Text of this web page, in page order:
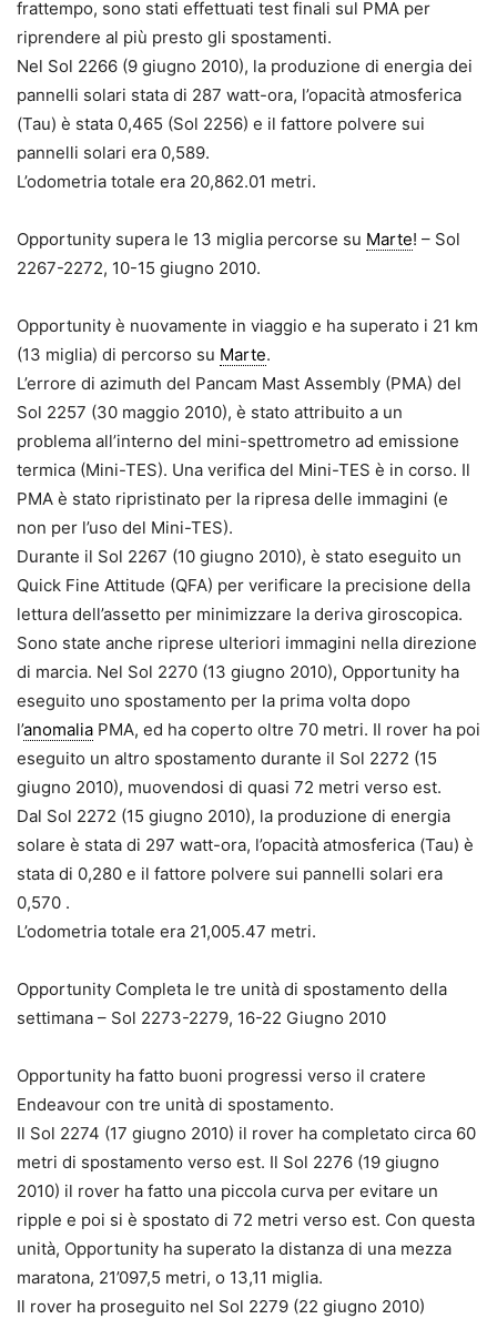
frattempo, sono stati effettuati test finali sul PMA per
riprendere al più presto gli spostamenti.
Nel Sol 2266 (9 giugno 2010), la produzione di energia dei
pannelli solari stata di 287 watt-ora, l’opacità atmosferica
(Tau) è stata 0,465 (Sol 2256) e il fattore polvere sui
pannelli solari era 0,589.
L’odometria totale era 20,862.01 metri.
Opportunity supera le 13 miglia percorse su Marte! – Sol
2267-2272, 10-15 giugno 2010.
Opportunity è nuovamente in viaggio e ha superato i 21 km
(13 miglia) di percorso su Marte.
L’errore di azimuth del Pancam Mast Assembly (PMA) del
Sol 2257 (30 maggio 2010), è stato attribuito a un
problema all’interno del mini-spettrometro ad emissione
termica (Mini-TES). Una verifica del Mini-TES è in corso. Il
PMA è stato ripristinato per la ripresa delle immagini (e
non per l’uso del Mini-TES).
Durante il Sol 2267 (10 giugno 2010), è stato eseguito un
Quick Fine Attitude (QFA) per verificare la precisione della
lettura dell’assetto per minimizzare la deriva giroscopica.
Sono state anche riprese ulteriori immagini nella direzione
di marcia. Nel Sol 2270 (13 giugno 2010), Opportunity ha
eseguito uno spostamento per la prima volta dopo
l’anomalia PMA, ed ha coperto oltre 70 metri. Il rover ha poi
eseguito un altro spostamento durante il Sol 2272 (15
giugno 2010), muovendosi di quasi 72 metri verso est.
Dal Sol 2272 (15 giugno 2010), la produzione di energia
solare è stata di 297 watt-ora, l’opacità atmosferica (Tau) è
stata di 0,280 e il fattore polvere sui pannelli solari era
0,570 .
L’odometria totale era 21,005.47 metri.
Opportunity Completa le tre unità di spostamento della
settimana – Sol 2273-2279, 16-22 Giugno 2010
Opportunity ha fatto buoni progressi verso il cratere
Endeavour con tre unità di spostamento.
Il Sol 2274 (17 giugno 2010) il rover ha completato circa 60
metri di spostamento verso est. Il Sol 2276 (19 giugno
2010) il rover ha fatto una piccola curva per evitare un
ripple e poi si è spostato di 72 metri verso est. Con questa
unità, Opportunity ha superato la distanza di una mezza
maratona, 21’097,5 metri, o 13,11 miglia.
Il rover ha proseguito nel Sol 2279 (22 giugno 2010)